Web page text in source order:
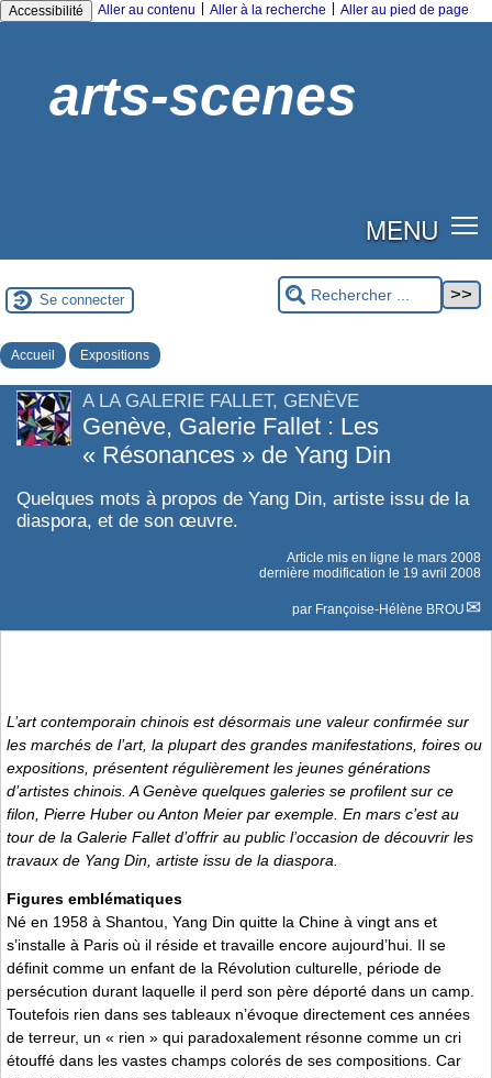
Accessibilité Aller au contenu Aller à la recherche Aller au pied de page
arts-scenes
MENU
Se connecter
Accueil Expositions
A LA GALERIE FALLET, GENÈVE
Genève, Galerie Fallet : Les
« Résonances » de Yang Din
Quelques mots à propos de Yang Din, artiste issu de la
diaspora, et de son œuvre.
Article mis en ligne le mars 2008
dernière modification le 19 avril 2008
par Françoise-Hélène BROU
L’art contemporain chinois est désormais une valeur confirmée sur
les marchés de l’art, la plupart des grandes manifestations, foires ou
expositions, présentent régulièrement les jeunes générations
d’artistes chinois. A Genève quelques galeries se profilent sur ce
filon, Pierre Huber ou Anton Meier par exemple. En mars c’est au
tour de la Galerie Fallet d’offrir au public l’occasion de découvrir les
travaux de Yang Din, artiste issu de la diaspora.
Figures emblématiques
Né en 1958 à Shantou, Yang Din quitte la Chine à vingt ans et
s’installe à Paris où il réside et travaille encore aujourd’hui. Il se
définit comme un enfant de la Révolution culturelle, période de
persécution durant laquelle il perd son père déporté dans un camp.
Toutefois rien dans ses tableaux n’évoque directement ces années
de terreur, un « rien » qui paradoxalement résonne comme un cri
étouffé dans les vastes champs colorés de ses compositions. Car